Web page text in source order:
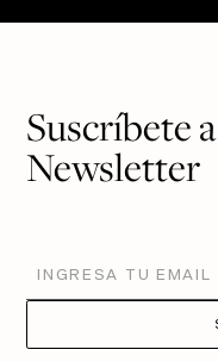
Suscríbete
Newsletter